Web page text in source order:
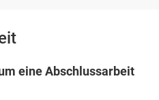
eine Abschlussarbeit